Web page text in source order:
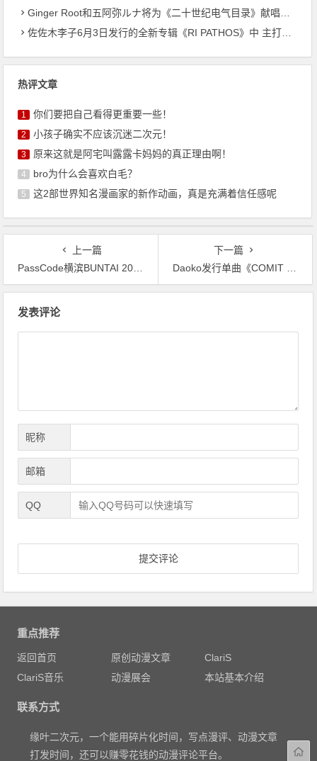
Ginger Root和五阿弥ルナ将为《二十世纪电气目录》献唱主题曲
佐佐木李子6月3日发行的全新专辑《RI PATHOS》中 主打曲《桃李成蹊》的音乐视频已公开
热评文章
1 你们要把自己看得更重要一些！
2 小孩子确实不应该沉迷二次元！
3 原来这就是阿宅叫露露卡妈妈的真正理由啊！
4 bro为什么会喜欢白毛？
5 这2部世界知名漫画家的新作动画，真是充满着信任感呢
上一篇
PassCode横滨BUNTAI 2025 ‘ DESTINEX ’公映新歌《Liberator》
下一篇
Daoko发行单曲《COMIT COMET》，被选为《弱弱老师》片头曲
发表评论
昵称
邮箱
QQ
重点推荐
返回首页 原创动漫文章
ClariS
ClariS音乐
动漫展会 本站基本介绍
联系方式
缘叶二次元，一个能用碎片化时间，写点漫评、动漫文章
打发时间，还可以赚零花钱的动漫评论平台。